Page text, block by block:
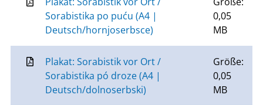
Sorabistika po puću (A4 |
Deutsch/hornjoserbsce)
0,05
MB
Plakat: Sorabistik vor Ort /
Sorabistika pó droze (A4 |
Deutsch/dolnoserbski)
Größe:
0,05
MB